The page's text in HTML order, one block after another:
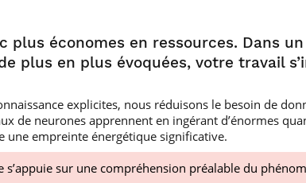
plus économes en ressources. Dans
plus en plus évoquées, votre travail
explicites, nous réduisons le besoin de
de neurones apprennent en ingérant d’énormes
une empreinte énergétique significative.
sur une compréhension préalable du